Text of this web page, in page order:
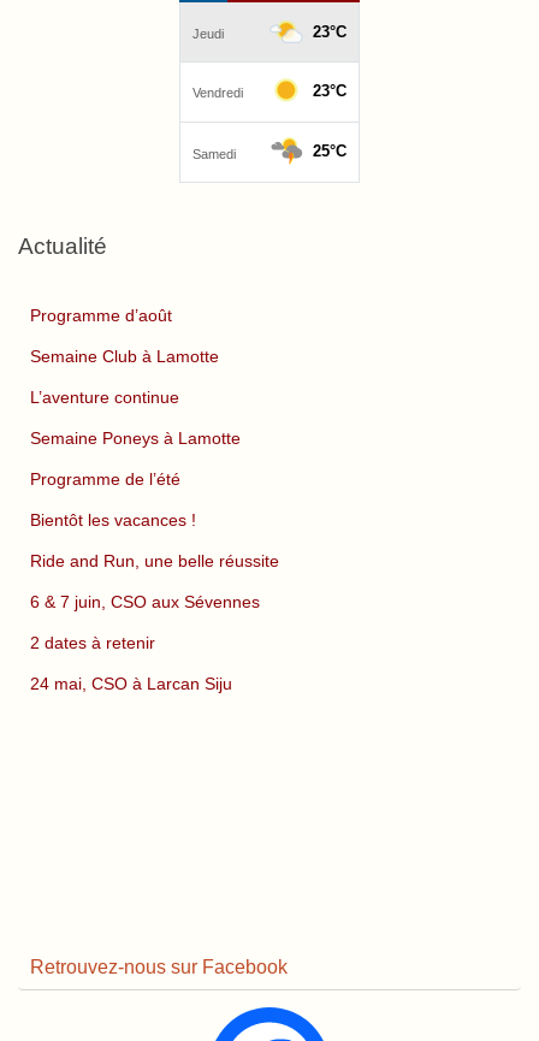
Actualité
Programme d’août
Semaine Club à Lamotte
L’aventure continue
Semaine Poneys à Lamotte
Programme de l’été
Bientôt les vacances !
Ride and Run, une belle réussite
6 & 7 juin, CSO aux Sévennes
2 dates à retenir
24 mai, CSO à Larcan Siju
Retrouvez-nous sur Facebook